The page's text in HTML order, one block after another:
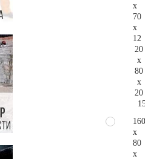
x
70
x
12
20
x
80
x
20
160
x
80
x